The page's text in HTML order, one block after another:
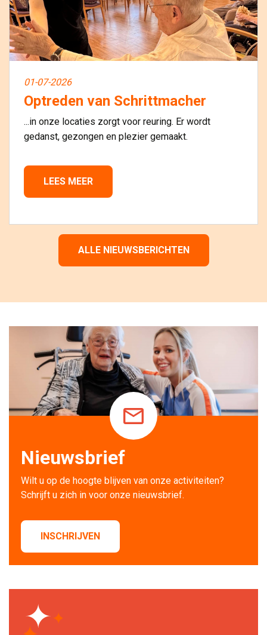
01-07-2026
Optreden van Schrittmacher
...in onze locaties zorgt voor reuring. Er wordt
gedanst, gezongen en plezier gemaakt.
LEES MEER
ALLE NIEUWSBERICHTEN
Nieuwsbrief
Wilt u op de hoogte blijven van onze activiteiten?
Schrijft u zich in voor onze nieuwsbrief.
INSCHRIJVEN